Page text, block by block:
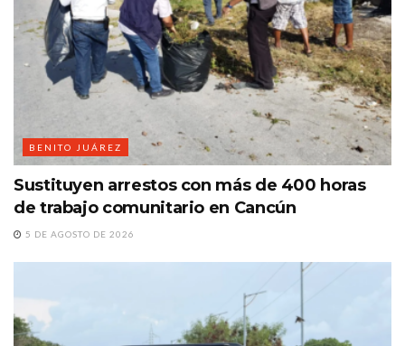
BENITO JUÁREZ
Sustituyen arrestos con más de 400 horas
de trabajo comunitario en Cancún
5 DE AGOSTO DE 2026